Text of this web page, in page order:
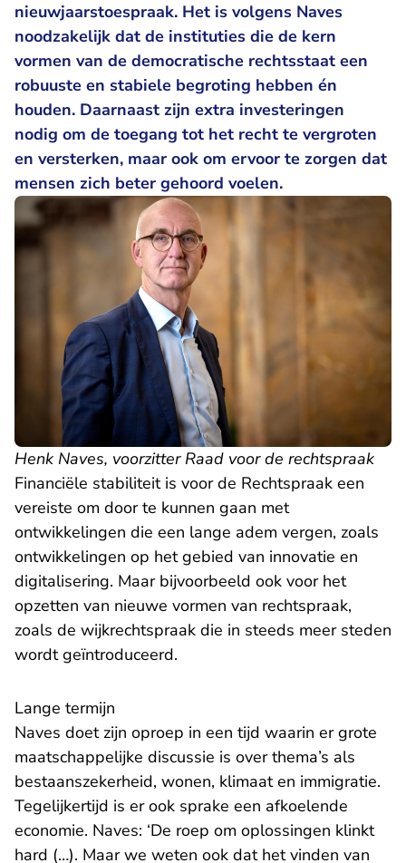
nieuwjaarstoespraak. Het is volgens Naves
noodzakelijk dat de instituties die de kern
vormen van de democratische rechtsstaat een
robuuste en stabiele begroting hebben én
houden. Daarnaast zijn extra investeringen
nodig om de toegang tot het recht te vergroten
en versterken, maar ook om ervoor te zorgen dat
mensen zich beter gehoord voelen.
Henk Naves, voorzitter Raad voor de rechtspraak
Financiële stabiliteit is voor de Rechtspraak een
vereiste om door te kunnen gaan met
ontwikkelingen die een lange adem vergen, zoals
ontwikkelingen op het gebied van innovatie en
digitalisering. Maar bijvoorbeeld ook voor het
opzetten van nieuwe vormen van rechtspraak,
zoals de wijkrechtspraak die in steeds meer steden
wordt geïntroduceerd.
Lange termijn
Naves doet zijn oproep in een tijd waarin er grote
maatschappelijke discussie is over thema’s als
bestaanszekerheid, wonen, klimaat en immigratie.
Tegelijkertijd is er ook sprake een afkoelende
economie. Naves: ‘De roep om oplossingen klinkt
hard (…). Maar we weten ook dat het vinden van